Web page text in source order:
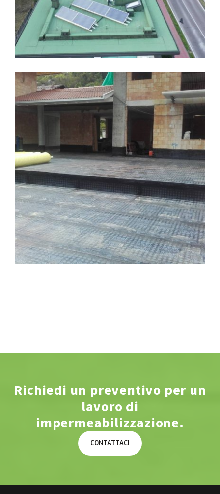
IMPERMEABILIZZAZIONI
Richiedi un preventivo per un
lavoro di
impermeabilizzazione.